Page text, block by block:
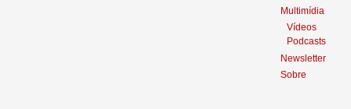
Multimídia
Vídeos
Podcasts
Newsletter
Sobre